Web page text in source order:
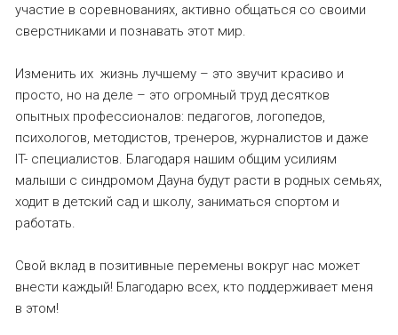
участие в соревнованиях, активно общаться со своими
сверстниками и познавать этот мир.
Изменить их жизнь лучшему – это звучит красиво и
просто, но на деле – это огромный труд десятков
опытных профессионалов: педагогов, логопедов,
психологов, методистов, тренеров, журналистов и даже
IT- специалистов. Благодаря нашим общим усилиям
малыши с синдромом Дауна будут расти в родных семьях,
ходит в детский сад и школу, заниматься спортом и
работать.
Свой вклад в позитивные перемены вокруг нас может
внести каждый! Благодарю всех, кто поддерживает меня
в этом!